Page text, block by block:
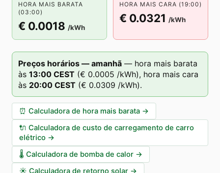
HORA MAIS BARATA
(03:00)
€ 0.0018 /kWh
HORA MAIS CARA (19:00)
€ 0.0321 /kWh
Preços horários — amanhã — hora mais barata
às 13:00 CEST (€ 0.0005 /kWh), hora mais cara
às 20:00 CEST (€ 0.0309 /kWh).
⏰ Calculadora de hora mais barata →
🔌 Calculadora de custo de carregamento de carro
elétrico →
🌡️ Calculadora de bomba de calor →
☀️ Calculadora de retorno solar →